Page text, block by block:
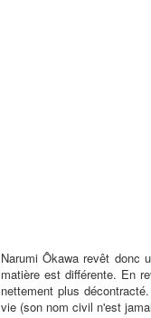
Narumi Ôkawa revêt donc
matière est différente. En
nettement plus
vie (son nom civil n'est